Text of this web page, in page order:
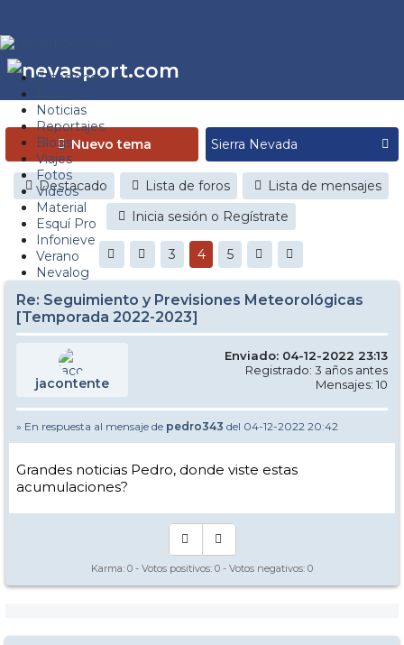
Estaciones
Noticias
Reportajes
Blogs
Viajes
Fotos
Videos
Material
Esquí Pro
Infonieve
Verano
Nevalog
Nuevo tema
Destacado Lista de foros
Lista de mensajes
Inicia sesión o Regístrate
3 4 5
Re: Seguimiento y Previsiones Meteorológicas
[Temporada 2022-2023]
jacontente
Enviado: 04-12-2022 23:13
Registrado: 3 años antes
Mensajes: 10
» En respuesta al mensaje de pedro343 del 04-12-2022 20:42
Grandes noticias Pedro, donde viste estas
acumulaciones?
Karma: 0 - Votos positivos: 0 - Votos negativos: 0